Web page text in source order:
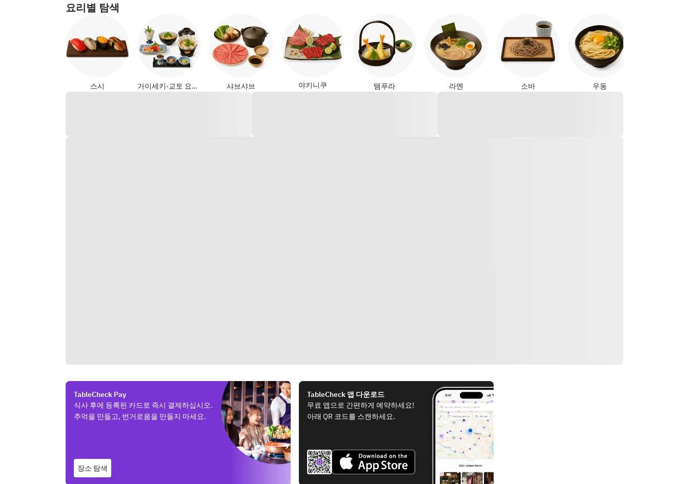
요리별 탐색
스시 가이세키·교토 요리 (일식) 샤브샤브 야키니쿠 템푸라 라멘 소바 우동
TableCheck Pay
식사 후에 등록된 카드로 즉시 결제하십시오.
추억을 만들고, 번거로움을 만들지 마세요.
장소 탐색
TableCheck 앱 다운로드
무료 앱으로 간편하게 예약하세요!
아래 QR 코드를 스캔하세요.